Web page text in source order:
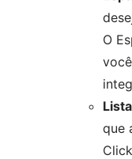
O
Lista
que